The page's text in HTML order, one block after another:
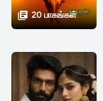
 20 பாகங்கள்